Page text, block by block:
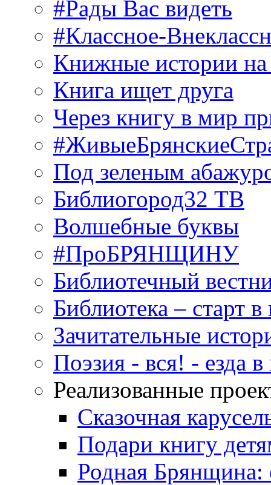
#Рады Вас видеть
#Классное-
Книжные истории
Книга ищет друга
Через книгу в мир
Под зеленым
Библиогород32 ТВ
Волшебные буквы
#ПроБРЯНЩИНУ
Библиотечный
Библиотека – старт
Зачитательные
Поэзия - вся! - езда в
Реализованные
Сказочная
Подари книгу
Родная Брянщина: